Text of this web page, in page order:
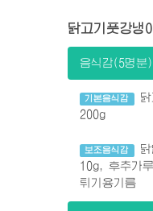
닭고기풋강냉
음식감(5명분)
기본음식감
닭
200g
보조음식감
닭
10g, 후추가
튀기용기름